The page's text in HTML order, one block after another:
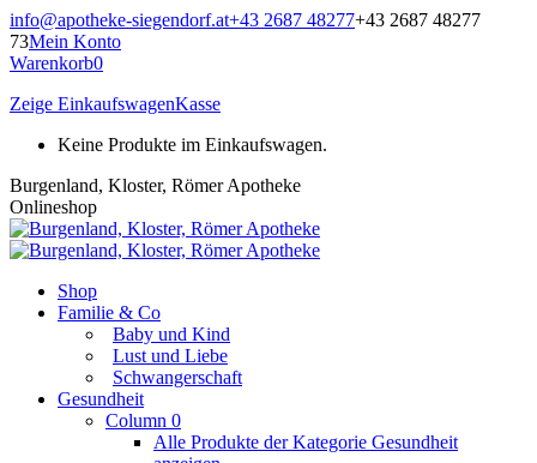
Zum
Inhalt
springen
info@apotheke-siegendorf.at+43 2687 48277+43 2687 48277
73Mein Konto
Warenkorb0
Zeige EinkaufswagenKasse
Keine Produkte im Einkaufswagen.
Burgenland, Kloster, Römer Apotheke
Onlineshop
Shop
Familie & Co
Baby und Kind
Lust und Liebe
Schwangerschaft
Gesundheit
Column 0
Alle Produkte der Kategorie Gesundheit